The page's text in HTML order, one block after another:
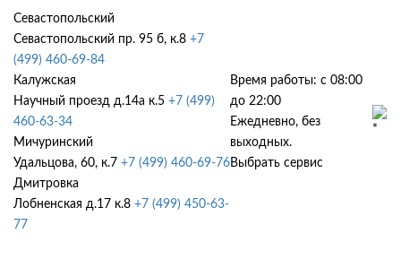
Севастопольский
Севастопольский пр. 95 б, к.8 +7
(499) 460-69-84
Калужская
Научный проезд д.14а к.5 +7 (499)
460-63-34
Мичуринский
Удальцова, 60, к.7 +7 (499) 460-69-76
Дмитровка
Лобненская д.17 к.8 +7 (499) 450-63-
77
Время работы: с 08:00
до 22:00
Ежедневно, без
выходных.
Выбрать сервис